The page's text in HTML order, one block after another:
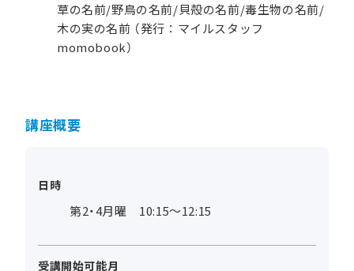
草の名前/野鳥の名前/貝殻の名前/毒生物の名前/
木の実の名前 （発行：マイルスタッフ
momobook）
講座概要
日時
第2・4月曜 10:15～12:15
受講開始可能月